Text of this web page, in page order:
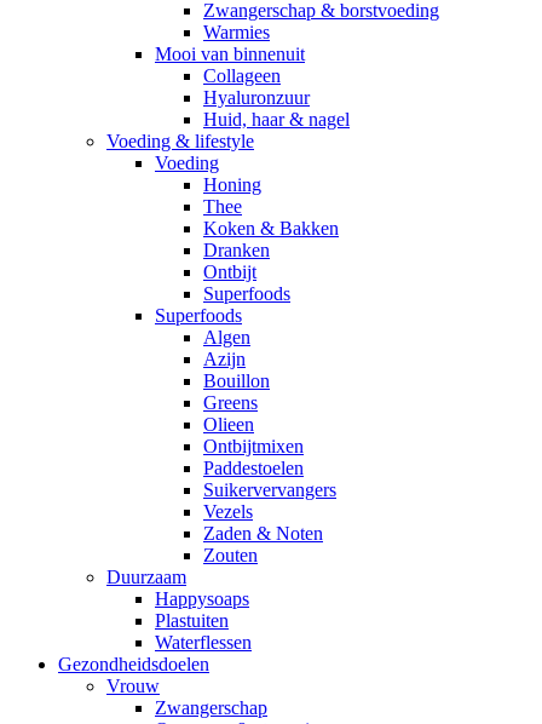
Zwangerschap & borstvoeding
Warmies
Mooi van binnenuit
Collageen
Hyaluronzuur
Huid, haar & nagel
Voeding & lifestyle
Voeding
Honing
Thee
Koken & Bakken
Dranken
Ontbijt
Superfoods
Superfoods
Algen
Azijn
Bouillon
Greens
Olieen
Ontbijtmixen
Paddestoelen
Suikervervangers
Vezels
Zaden & Noten
Zouten
Duurzaam
Happysoaps
Plastuiten
Waterflessen
Gezondheidsdoelen
Vrouw
Zwangerschap